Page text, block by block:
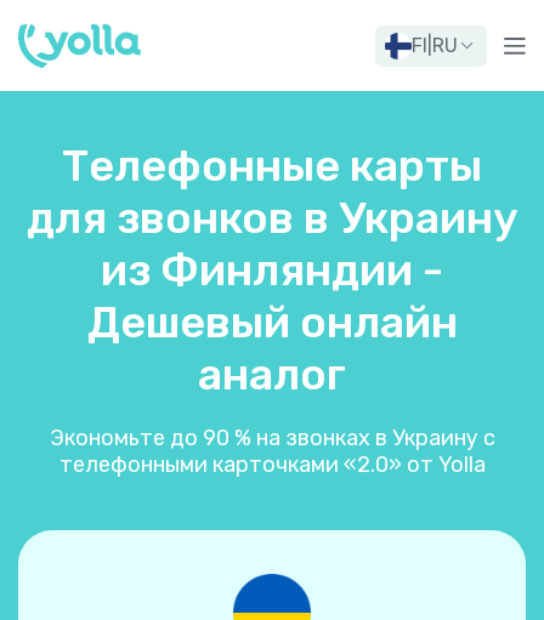
FI RU
Телефонные карты
для звонков в Украину
из Финляндии -
Дешевый онлайн
аналог
Экономьте до 90 % на звонках в Украину с
телефонными карточками «2.0» от Yolla